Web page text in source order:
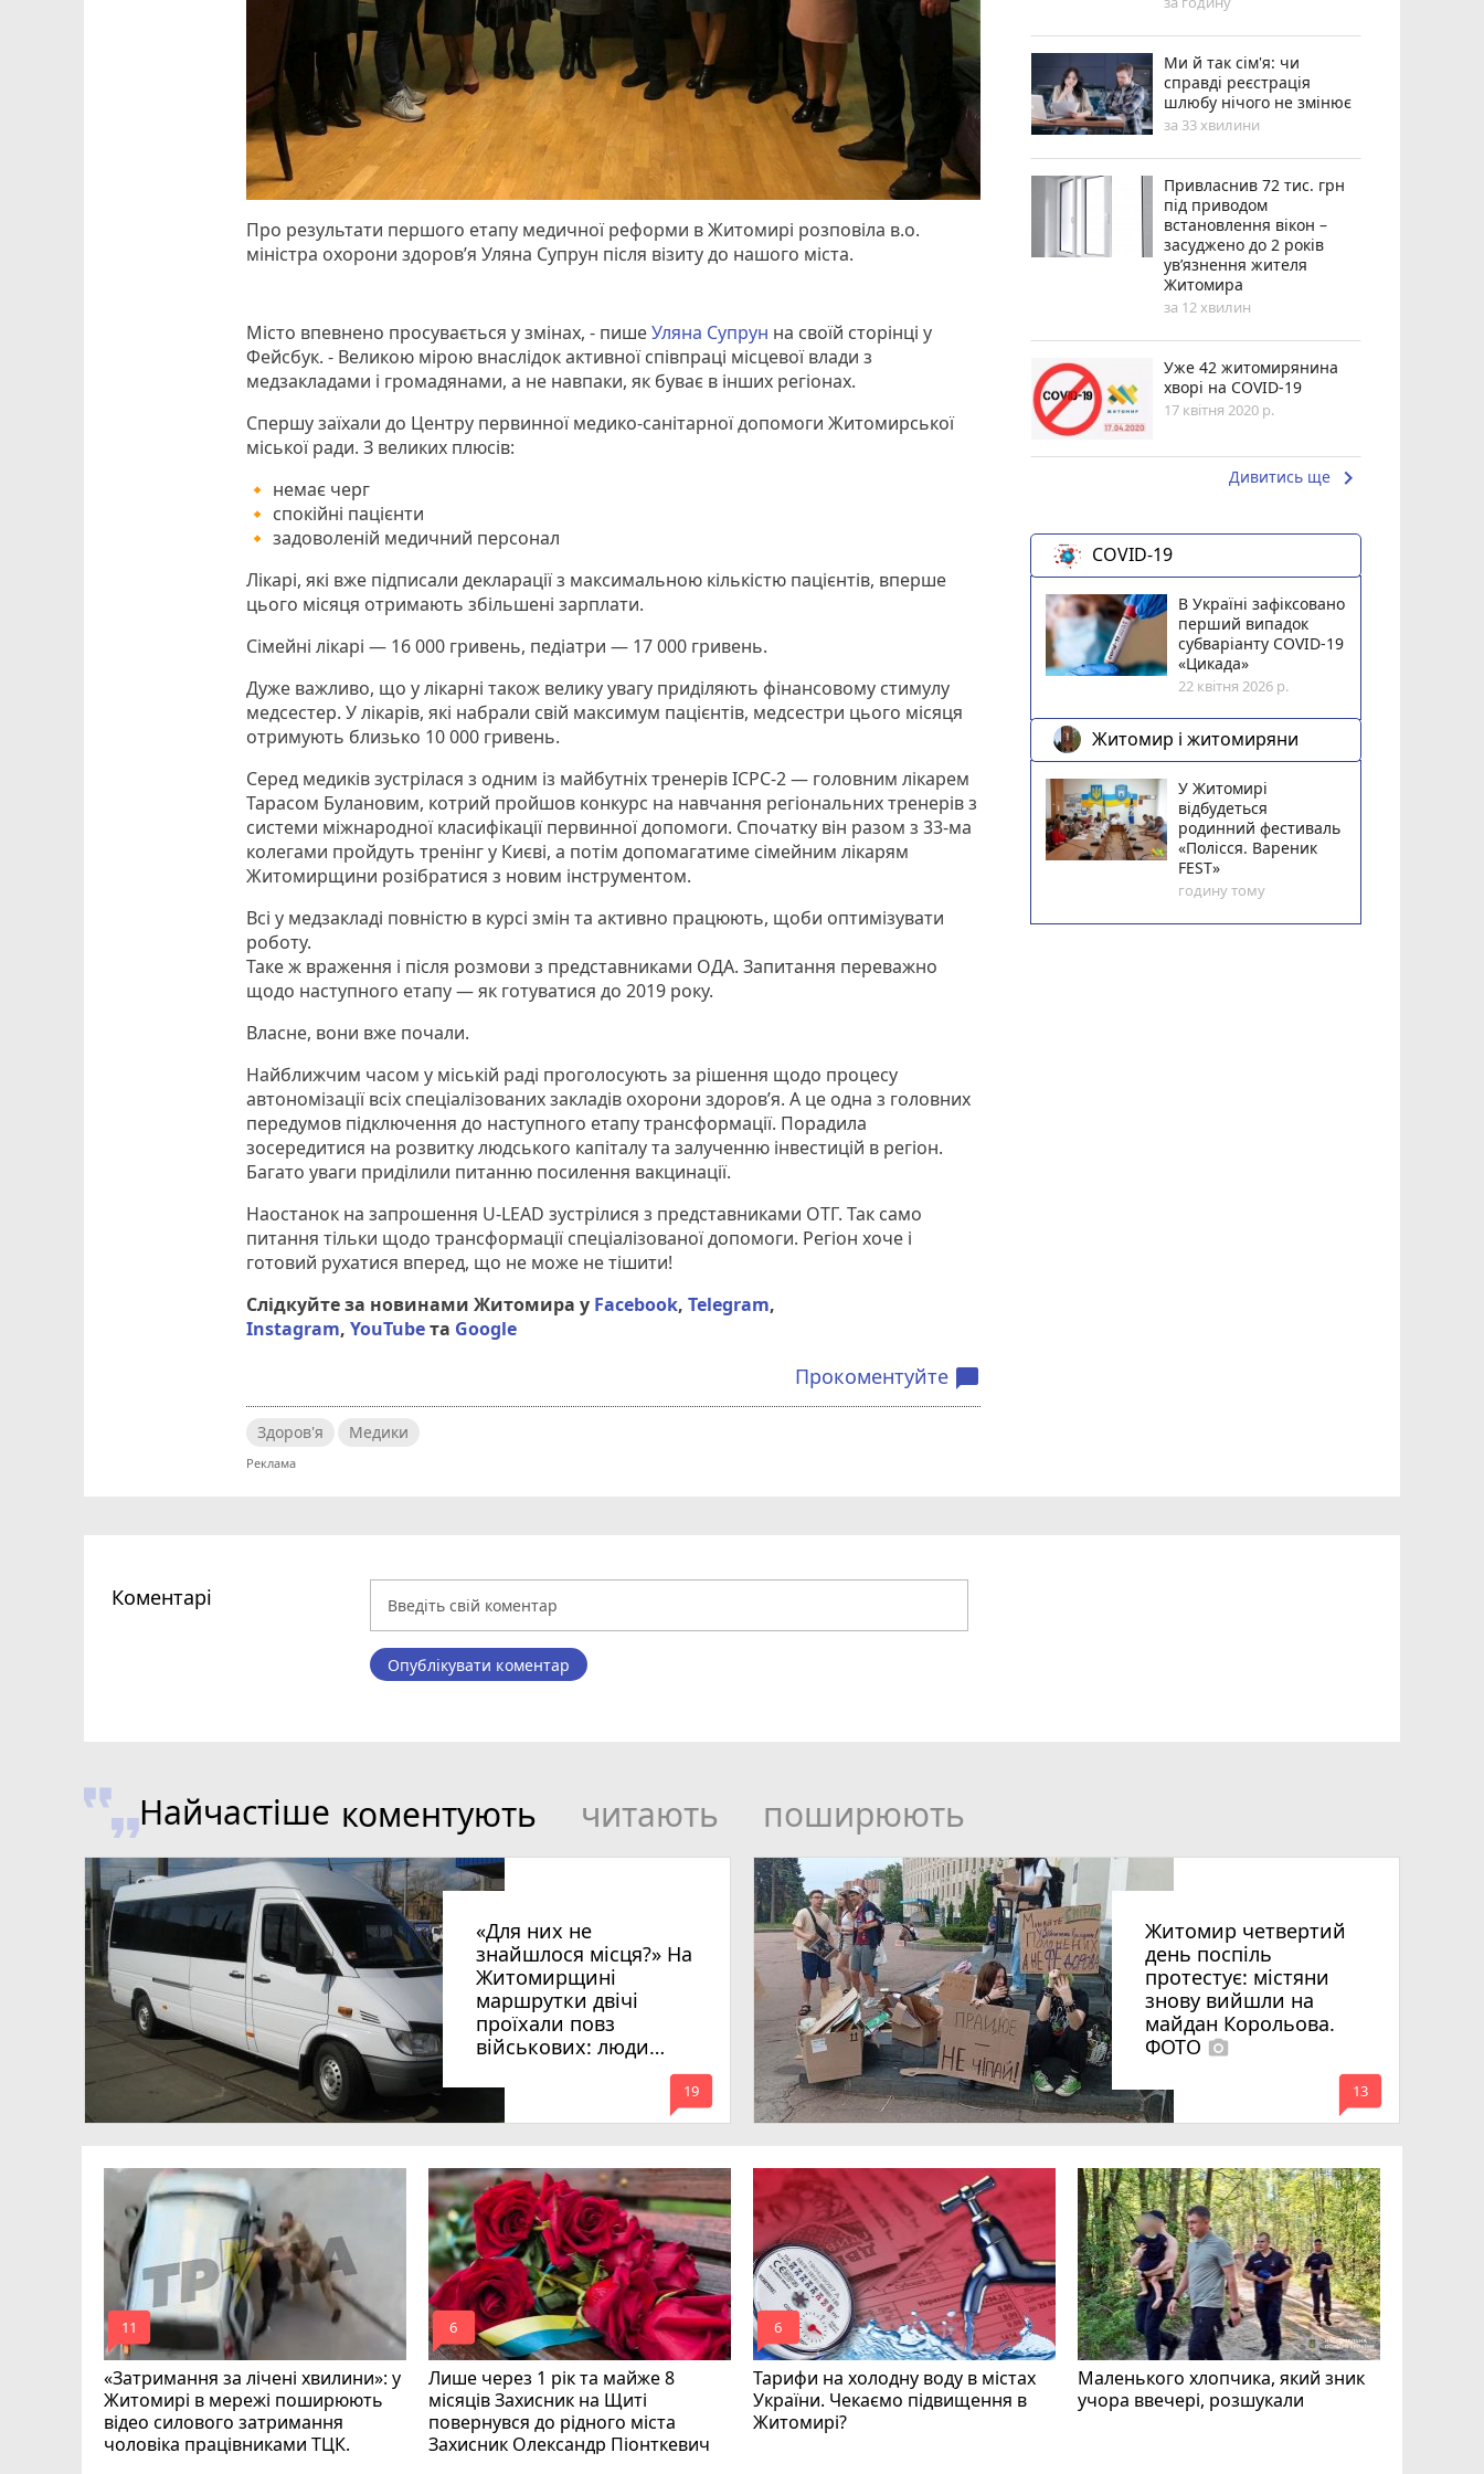
Про результати першого етапу медичної реформи в Житомирі розповіла в.о.
міністра охорони здоров’я Уляна Супрун після візиту до нашого міста.
Місто впевнено просувається у змінах, - пишеУляна Супрун на своїй сторінці у
Фейсбук. - Великою мірою внаслідок активної співпраці місцевої влади з
медзакладами і громадянами, а не навпаки, як буває в інших регіонах.
Спершу заїхали до Центру первинної медико-санітарної допомоги Житомирської
міської ради. З великих плюсів:
🔸 немає черг
🔸 спокійні пацієнти
🔸 задоволеній медичний персонал
Лікарі, які вже підписали декларації з максимальною кількістю пацієнтів, вперше
цього місяця отримають збільшені зарплати.
Сімейні лікарі — 16 000 гривень, педіатри — 17 000 гривень.
Дуже важливо, що у лікарні також велику увагу приділяють фінансовому стимулу
медсестер. У лікарів, які набрали свій максимум пацієнтів, медсестри цього місяця
отримують близько 10 000 гривень.
Серед медиків зустрілася з одним із майбутніх тренерів ICPC-2 — головним лікарем
Тарасом Булановим, котрий пройшов конкурс на навчання регіональних тренерів з
системи міжнародної класифікації первинної допомоги. Спочатку він разом з 33-ма
колегами пройдуть тренінг у Києві, а потім допомагатиме сімейним лікарям
Житомирщини розібратися з новим інструментом.
Всі у медзакладі повністю в курсі змін та активно працюють, щоби оптимізувати
роботу.
Таке ж враження і після розмови з представниками ОДА. Запитання переважно
щодо наступного етапу — як готуватися до 2019 року.
Власне, вони вже почали.
Найближчим часом у міській раді проголосують за рішення щодо процесу
автономізації всіх спеціалізованих закладів охорони здоров’я. А це одна з головних
передумов підключення до наступного етапу трансформації. Порадила
зосередитися на розвитку людського капіталу та залученню інвестицій в регіон.
Багато уваги приділили питанню посилення вакцинації.
Наостанок на запрошення U-LEAD зустрілися з представниками ОТГ. Так само
питання тільки щодо трансформації спеціалізованої допомоги. Регіон хоче і
готовий рухатися вперед, що не може не тішити!
Слідкуйте за новинами Житомира у Facebook,Telegram,
Instagram,YouTubeта Google
Прокоментуйте chat_bubble
Здоров'я Медики
Ми й так сім'я: чи
справді реєстрація
шлюбу нічого не змінює
за 33 хвилини
Привласнив 72 тис. грн
під приводом
встановлення вікон –
засуджено до 2 років
ув’язнення жителя
Житомира
за 12 хвилин
Уже 42 житомирянина
хворі на COVID-19
17 квітня 2020 р.
Дивитись ще keyboard_arrow_right
COVID-19
В Україні зафіксовано
перший випадок
субваріанту COVID-19
«Цикада»
22 квітня 2026 р.
Житомир і житомиряни
У Житомирі
відбудеться
родинний фестиваль
«Полісся. Вареник
FEST»
годину тому
Коментарі
Опублікувати коментар
Найчастіше коментують читають поширюють
«Для них не
знайшлося місця?» На
Житомирщині
маршрутки двічі
проїхали повз
військових: люди
вимагають покарати
винних
mode_comment
19
Житомир четвертий
день поспіль
протестує: містяни
знову вийшли на
майдан Корольова.
ФОТО photo_camera
mode_comment
13
«Затримання за лічені хвилини»: у
Житомирі в мережі поширюють
відео силового затримання
чоловіка працівниками ТЦК.
mode_comment
11
Лише через 1 рік та майже 8
місяців Захисник на Щиті
повернувся до рідного міста
Захисник Олександр Піонткевич
mode_comment
6
Тарифи на холодну воду в містах
України. Чекаємо підвищення в
Житомирі?
mode_comment
6
Маленького хлопчика, який зник
учора ввечері, розшукали